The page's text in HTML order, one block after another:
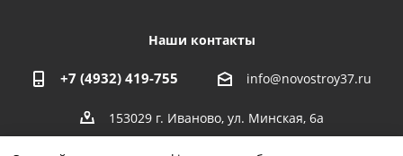
Наши контакты
+7 (4932) 419-755 info@novostroy37.ru
153029 г. Иваново, ул. Минская, 6а